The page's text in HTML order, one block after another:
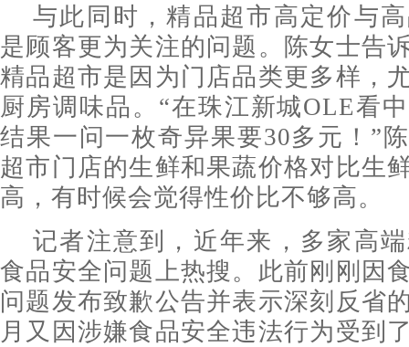
与此同时，精品超市高定价与
是顾客更为关注的问题。陈女士告
精品超市是因为门店品类更多样，
厨房调味品。“在珠江新城OLE看
结果一问一枚奇异果要30多元！”
超市门店的生鲜和果蔬价格对比生
高，有时候会觉得性价比不够高。
记者注意到，近年来，多家高
食品安全问题上热搜。此前刚刚因
问题发布致歉公告并表示深刻反省
月又因涉嫌食品安全违法行为受到